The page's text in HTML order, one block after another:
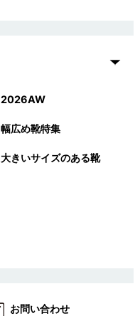
2026AW
幅広め靴特集
大きいサイズのある靴
お問い合わせ